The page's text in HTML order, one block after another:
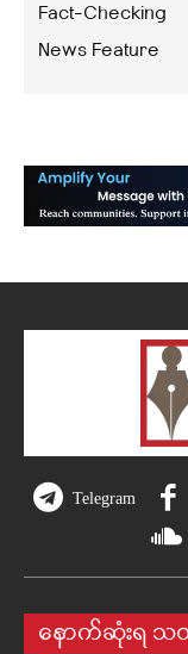
Fact-Checking
News Feature
Telegram
နောက်ဆုံးရ သတ